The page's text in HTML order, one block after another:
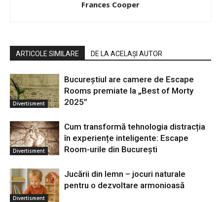
Frances Cooper
ARTICOLE SIMILARE DE LA ACELAȘI AUTOR
Divertisment
Bucureștiul are camere de Escape
Rooms premiate la „Best of Morty
2025”
Divertisment
Cum transformă tehnologia distracția
în experiențe inteligente: Escape
Room-urile din București
Divertisment
Jucării din lemn – jocuri naturale
pentru o dezvoltare armonioasă